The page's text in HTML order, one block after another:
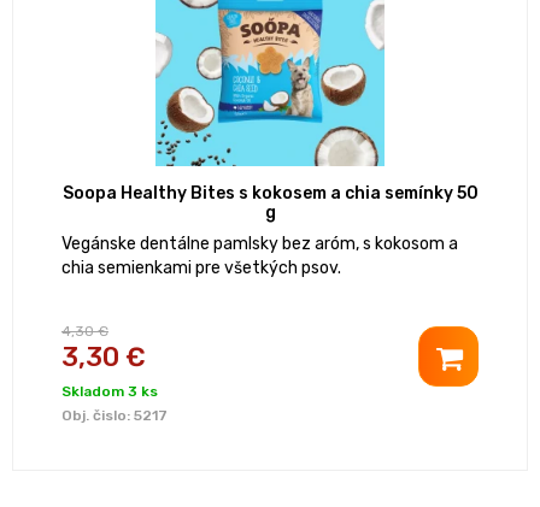
Soopa Healthy Bites s kokosem a chia semínky 50
g
Vegánske dentálne pamlsky bez aróm, s kokosom a
chia semienkami pre všetkých psov.
4,30 €
3,30 €
Skladom 3 ks
Obj. čislo: 5217